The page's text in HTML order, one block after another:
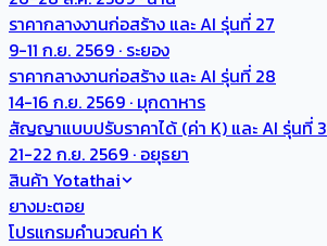
ราคากลางงานก่อสร้าง และ AI รุ่นที่ 27
9-11 ก.ย. 2569 · ระยอง
ราคากลางงานก่อสร้าง และ AI รุ่นที่ 28
14-16 ก.ย. 2569 · มุกดาหาร
สัญญาแบบปรับราคาได้ (ค่า K) และ AI รุ่นที่ 3
21-22 ก.ย. 2569 · อยุธยา
สินค้า Yotathai
ยางมะตอย
โปรแกรมคำนวณค่า K